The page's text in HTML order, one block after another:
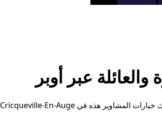
عبر أوبر
سواء كنت بحاجة إلى مساحة إضافية أو ترتيبات خاصة، ستساعدك خيارات المشاوير هذه في Cricqueville-En-Auge